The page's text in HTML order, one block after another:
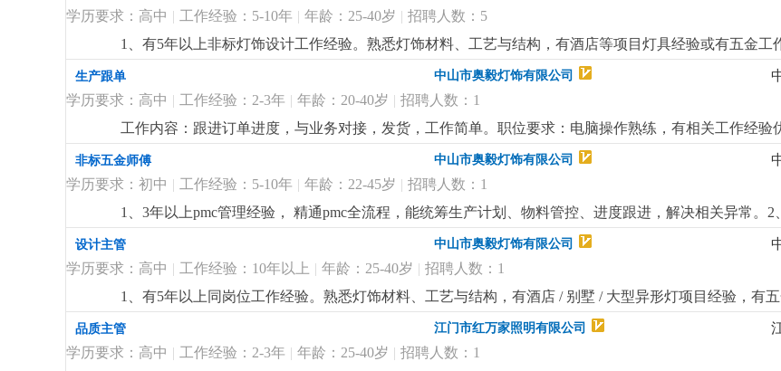
学历要求：高中 | 工作经验：5-10年 | 年龄：25-40岁 | 招聘人数：5
1、有5年以上非标灯饰设计工作经验。熟悉灯饰材料、工艺与结构，有酒店等项目灯具经验或有五金工
max等设计软件，能独立完成效果图与施工图。3、善沟通，责任心强，品质意识高，能配合项目进度，
生产跟单 中山市奥毅灯饰有限公司
学历要求：高中 | 工作经验：2-3年 | 年龄：20-40岁 | 招聘人数：1
工作内容：跟进订单进度，与业务对接，发货，工作简单。职位要求：电脑操作熟练，有相关工作经验
更详细...
非标五金师傅 中山市奥毅灯饰有限公司
学历要求：初中 | 工作经验：5-10年 | 年龄：22-45岁 | 招聘人数：1
1、3年以上pmc管理经验， 精通pmc全流程，能统筹生产计划、物料管控、进度跟进，解决相关异常。
分析能力，能对接跨部门事务。3、具备优秀的文字功底。4、有灯饰行业生产型企业经验者优先，熟练
设计主管 中山市奥毅灯饰有限公司
学历要求：高中 | 工作经验：10年以上 | 年龄：25-40岁 | 招聘人数：1
1、有5年以上同岗位工作经验。熟悉灯饰材料、工艺与结构，有酒店 / 别墅 / 大型异形灯项目经验，有
3d max 等设计软件，能独立完成方案与施工图。3、具备良好的沟通协调、项目统筹与品质管控能力，
指导，解决各类问题。4、抗压力强，接受加班。
更详细...
品质主管 江门市红万家照明有限公司
学历要求：高中 | 工作经验：2-3年 | 年龄：25-40岁 | 招聘人数：1